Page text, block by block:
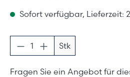
Sofort verfügbar, Lieferzeit:
Produkt Anzahl: Gib
Stk
Fragen Sie ein Angebot für